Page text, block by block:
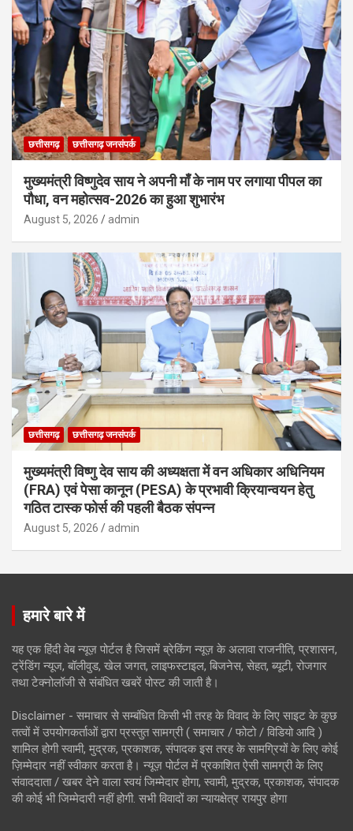
छत्तीसगढ़ छत्तीसगढ़ जनसंपर्क
मुख्यमंत्री विष्णुदेव साय ने अपनी माँ के नाम पर लगाया पीपल का
पौधा, वन महोत्सव-2026 का हुआ शुभारंभ
August 5, 2026 admin
छत्तीसगढ़ छत्तीसगढ़ जनसंपर्क
मुख्यमंत्री विष्णु देव साय की अध्यक्षता में वन अधिकार अधिनियम
(FRA) एवं पेसा कानून (PESA) के प्रभावी क्रियान्वयन हेतु
गठित टास्क फोर्स की पहली बैठक संपन्न
August 5, 2026 admin
हमारे बारे में
यह एक हिंदी वेब न्यूज़ पोर्टल है जिसमें ब्रेकिंग न्यूज़ के अलावा राजनीति, प्रशासन,
ट्रेंडिंग न्यूज, बॉलीवुड, खेल जगत, लाइफस्टाइल, बिजनेस, सेहत, ब्यूटी, रोजगार
तथा टेक्नोलॉजी से संबंधित खबरें पोस्ट की जाती है।
Disclaimer - समाचार से सम्बंधित किसी भी तरह के विवाद के लिए साइट के कुछ
तत्वों में उपयोगकर्ताओं द्वारा प्रस्तुत सामग्री ( समाचार / फोटो / विडियो आदि )
शामिल होगी स्वामी, मुद्रक, प्रकाशक, संपादक इस तरह के सामग्रियों के लिए कोई
ज़िम्मेदार नहीं स्वीकार करता है। न्यूज़ पोर्टल में प्रकाशित ऐसी सामग्री के लिए
संवाददाता / खबर देने वाला स्वयं जिम्मेदार होगा, स्वामी, मुद्रक, प्रकाशक, संपादक
की कोई भी जिम्मेदारी नहीं होगी. सभी विवादों का न्यायक्षेत्र रायपुर होगा